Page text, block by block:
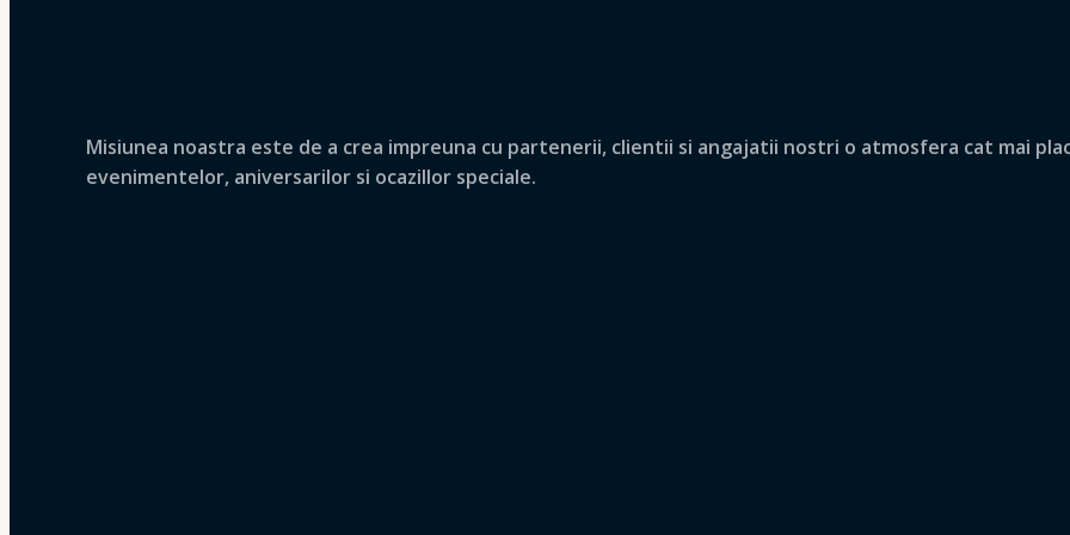
Misiunea noastra este de a crea impreuna cu partenerii, clientii si angajatii nostri o atmosfera cat mai
evenimentelor, aniversarilor si ocazillor speciale.